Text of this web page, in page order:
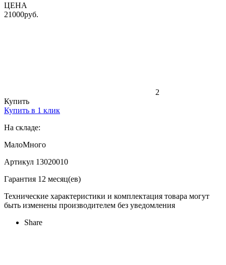
ЦЕНА
21000руб.
2
Купить
Купить в 1 клик
На складе:
МалоМного
Артикул 13020010
Гарантия 12 месяц(ев)
Технические характеристики и комплектация товара могут
быть изменены производителем без уведомления
Share